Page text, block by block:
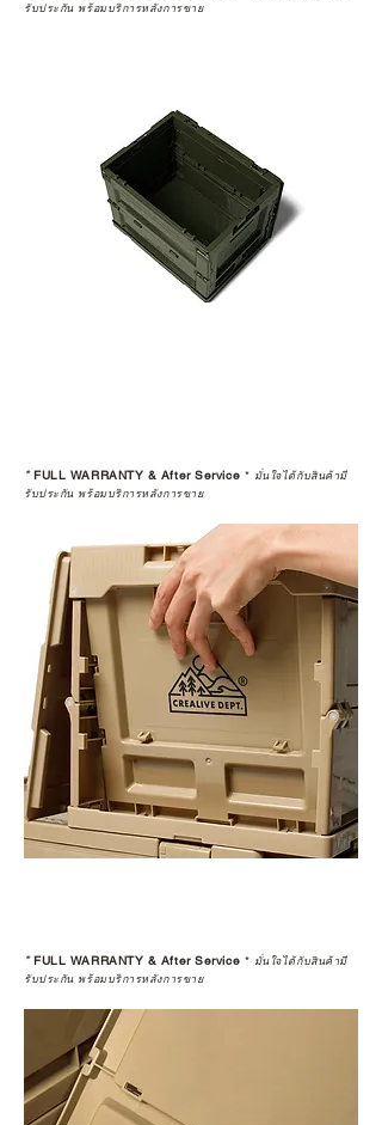
รับประกัน พร้อมบริการหลังการขาย
*FULL WARRANTY & After Service * มั่นใจได้กับสินค้ามี
รับประกัน พร้อมบริการหลังการขาย
*FULL WARRANTY & After Service * มั่นใจได้กับสินค้ามี
รับประกัน พร้อมบริการหลังการขาย